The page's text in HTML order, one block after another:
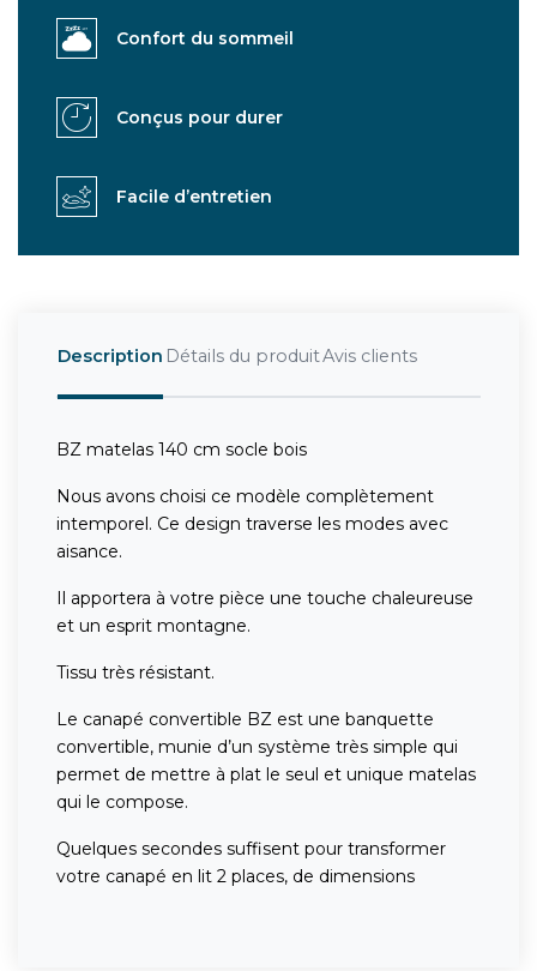
Confort du sommeil
Conçus pour durer
Facile d’entretien
Description Détails du produitAvis clients
BZ matelas 140 cm socle bois
Nous avons choisi ce modèle complètement
intemporel. Ce design traverse les modes avec
aisance.
Il apportera à votre pièce une touche chaleureuse
et un esprit montagne.
Tissu très résistant.
Le canapé convertible BZ est une banquette
convertible, munie d’un système très simple qui
permet de mettre à plat le seul et unique matelas
qui le compose.
Quelques secondes suffisent pour transformer
votre canapé en lit 2 places, de dimensions